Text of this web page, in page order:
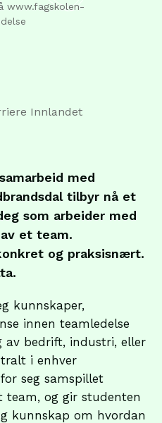
www.fagskolen-
Innlandet
med
tilbyr nå et
som arbeider med
et team.
og praksisnært.
kunnskaper,
innen teamledelse
av bedrift, industri, eller
i enhver
seg samspillet
og gir studenten
kunnskap om hvordan